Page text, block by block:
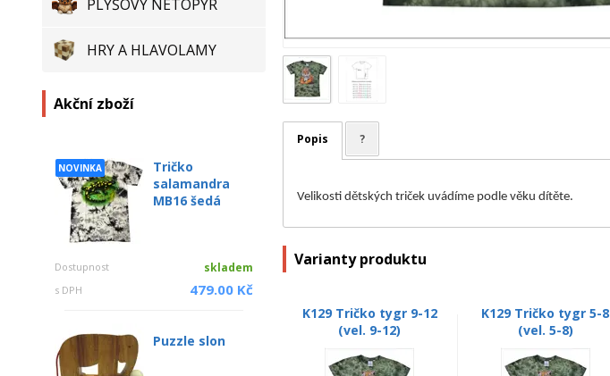
PLYŠOVÝ NETOPÝR
HRY A HLAVOLAMY
Akční zboží
NOVINKA
Tričko
salamandra
MB16 šedá
Dostupnost skladem
s DPH 479.00 Kč
Puzzle slon
Popis ?
Velikosti dětských triček uvádíme podle věku dítěte.
Varianty produktu
K129 Tričko tygr 9-12
(vel. 9-12)
K129 Tričko tygr 5-8
(vel. 5-8)